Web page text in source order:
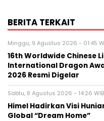
BERITA TERKAIT
Minggu, 9 Agustus 2026 - 01:45
16th Worldwide Chinese
International Dragon
2026 Resmi Digelar
Sabtu, 8 Agustus 2026 - 14:26 WIB
Himel Hadirkan Visi
Global “Dream Home”